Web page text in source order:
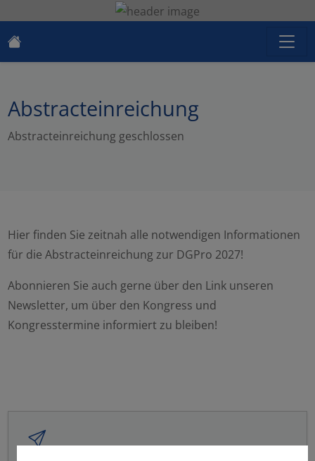
Abstracteinreichung
Abstracteinreichung geschlossen
Hier finden Sie zeitnah alle notwendigen Informationen
für die Abstracteinreichung zur DGPro 2027!
Abonnieren Sie auch gerne über den Link unseren
Newsletter, um über den Kongress und
Kongresstermine informiert zu bleiben!